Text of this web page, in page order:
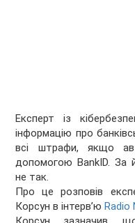
Експерт із
інформацію про
всі штрафи, якщо
допомогою BankID. За
не так.
Про це розповів
Корсун в інтерв’юRadio